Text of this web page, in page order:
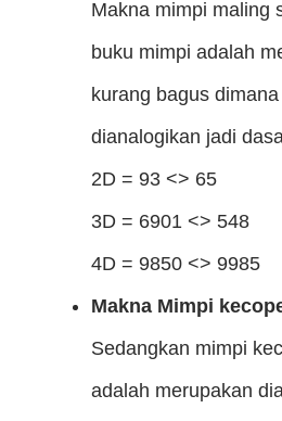
Makna mimpi maling
buku mimpi adalah
kurang bagus
dianalogikan jadi
2D = 93 <> 65
3D = 6901 <> 548
4D = 9850 <> 9985
Makna Mimpi
Sedangkan mimpi
adalah merupakan